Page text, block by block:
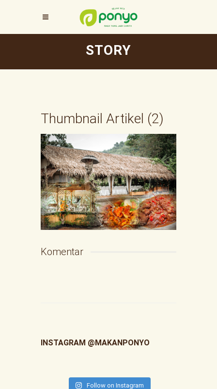
STORY
Thumbnail Artikel (2)
Komentar
INSTAGRAM @MAKANPONYO
Follow on Instagram